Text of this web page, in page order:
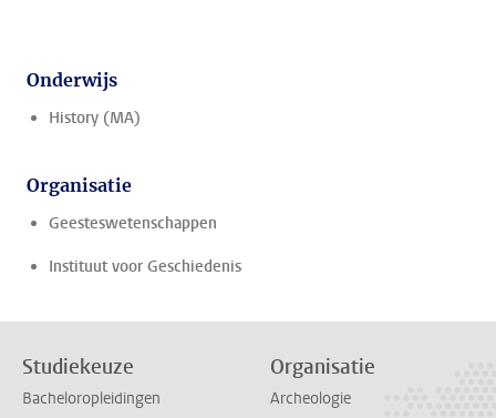
Onderwijs
History (MA)
Organisatie
Geesteswetenschappen
Instituut voor Geschiedenis
Studiekeuze
Bacheloropleidingen
Organisatie
Archeologie